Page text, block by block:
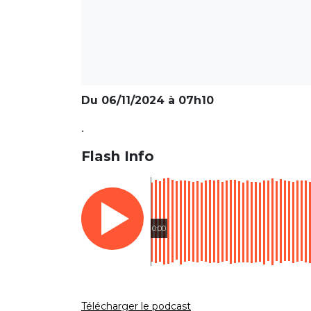
Du 06/11/2024 à 07h10
.
Flash Info
0:00
Télécharger le podcast